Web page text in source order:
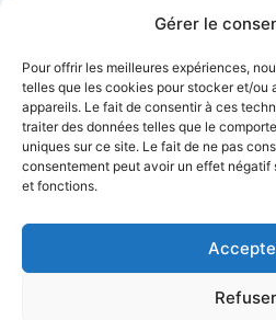
Gérer le
Pour offrir les meilleures expériences,
telles que les cookies pour stocker et/ou
appareils. Le fait de consentir à ces
traiter des données telles que le
uniques sur ce site. Le fait de ne pas
consentement peut avoir un effet
et fonctions.
Refuser
Wilder-Penfield
Accessibilité Plan du site
Nous joindre